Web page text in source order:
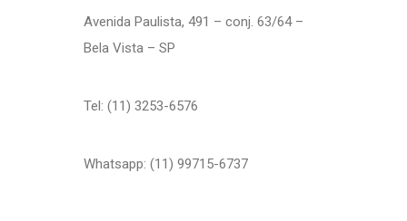
Avenida Paulista, 491 – conj. 63/64 –
Bela Vista – SP
Tel: (11) 3253-6576
Whatsapp: (11) 99715-6737